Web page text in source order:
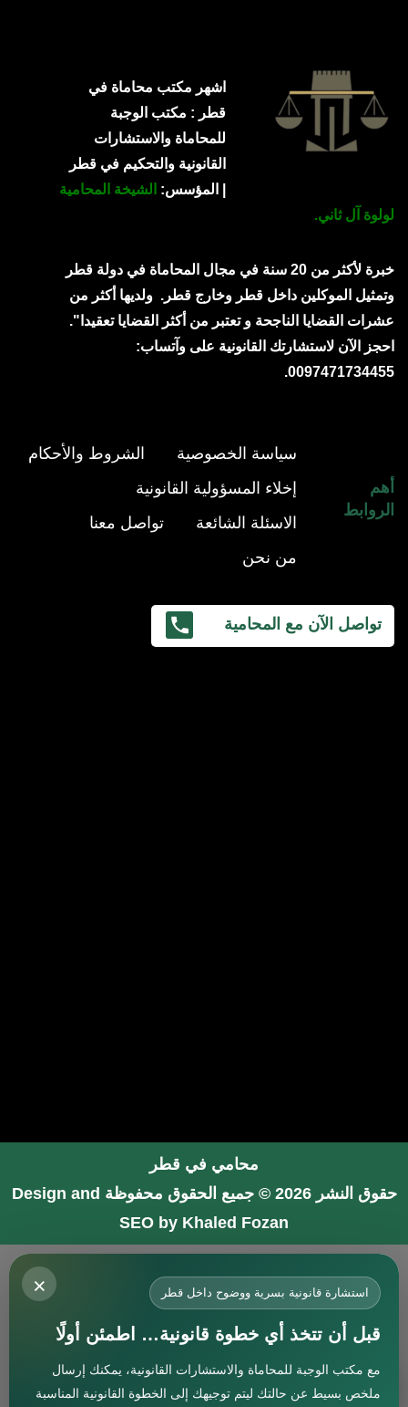
اشهر مكتب محاماة في
قطر : مكتب الوجبة
للمحاماة والاستشارات
القانونية والتحكيم في قطر
| المؤسس: الشيخة المحامية
لولوة آل ثاني.
خبرة لأكثر من 20 سنة في مجال المحاماة في دولة قطر
وتمثيل الموكلين داخل قطر وخارج قطر. ولديها أكثر من
عشرات القضايا الناجحة و تعتبر من أكثر القضايا تعقيدا".
احجز الآن لاستشارتك القانونية على وآتساب:
0097471734455.
أهم
الروابط
سياسة الخصوصية
الشروط والأحكام
إخلاء المسؤولية القانونية
الاسئلة الشائعة
تواصل معنا
من نحن
تواصل الآن مع المحامية
محامي في قطر
حقوق النشر 2026 © جميع الحقوق محفوظة
Design and
SEO by Khaled Fozan
استشارة
× استشارة قانونية بسرية ووضوح داخل قطر
قبل أن تتخذ أي خطوة قانونية… اطمئن أولًا
مع مكتب الوجبة للمحاماة والاستشارات القانونية، يمكنك إرسال
ملخص بسيط عن حالتك ليتم توجيهك إلى الخطوة القانونية المناسبة
محامي في جدة
محامي في الرياض شاطر
محامي في المدينة المنورة
المحامي صنيتان السبيعي
افضل محامي في جدة